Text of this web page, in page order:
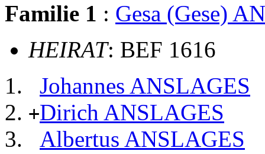
Familie 1 : Gesa (Gese)
HEIRAT: BEF 1616
Johannes ANSLAGES
+Dirich ANSLAGES
Albertus ANSLAGES